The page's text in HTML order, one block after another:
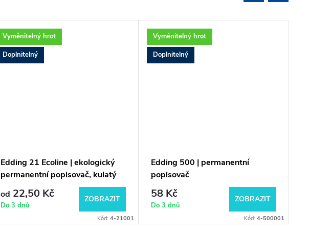
Vyměnitelný hrot
Doplnitelný
Edding 21 Ecoline | ekologický
permanentní popisovač, kulatý
hrot
od 22,50 Kč
Do 3 dnů
ZOBRAZIT
Kód: 4-21001
Vyměnitelný hrot
Doplnitelný
Edding 500 | permanentní
popisovač
58 Kč
Do 3 dnů
ZOBRAZIT
Kód: 4-500001